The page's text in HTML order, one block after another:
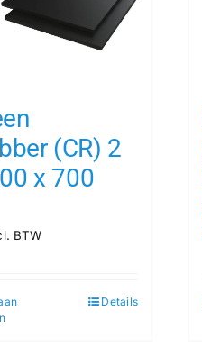
(CR) 2
x 700
BTW
Details